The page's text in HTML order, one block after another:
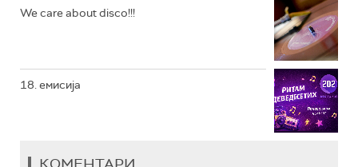
We care about disco!!!
18. емисија